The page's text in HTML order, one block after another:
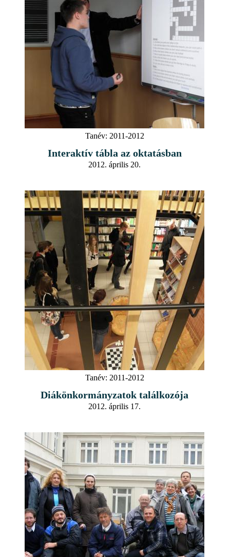
Tanév: 2011-2012
Interaktív tábla az oktatásban
2012. április 20.
Tanév: 2011-2012
Diákönkormányzatok találkozója
2012. április 17.